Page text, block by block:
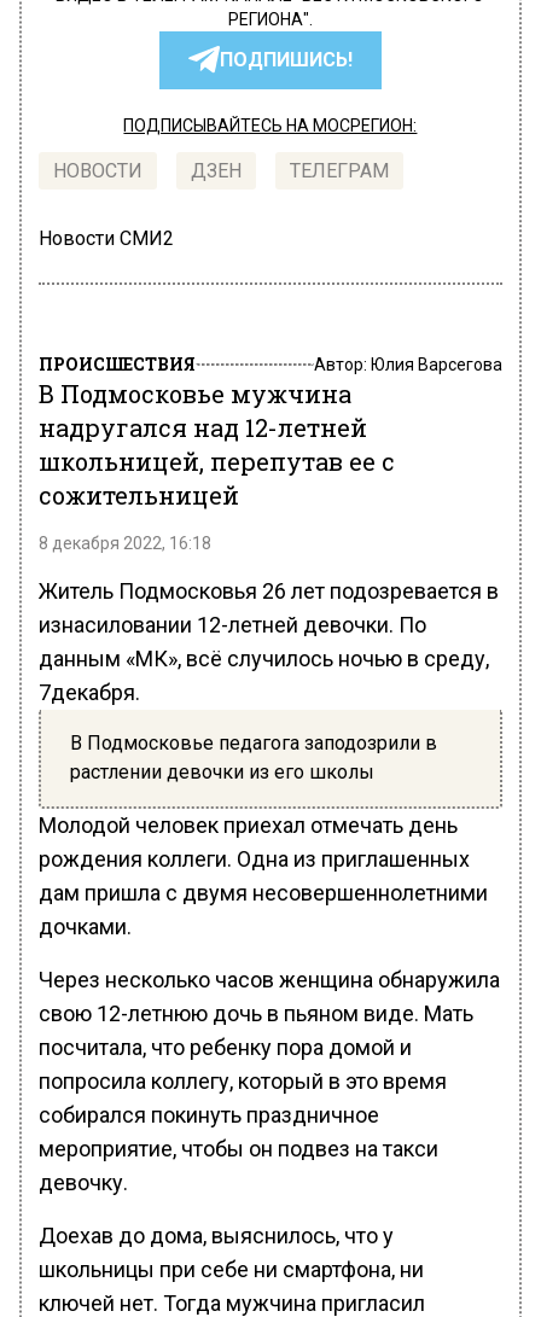
РЕГИОНА".
ПОДПИШИСЬ!
ПОДПИСЫВАЙТЕСЬ НА МОСРЕГИОН:
НОВОСТИ ДЗЕН ТЕЛЕГРАМ
Новости СМИ2
ПРОИСШЕСТВИЯ Автор: Юлия Варсегова
В Подмосковье мужчина
надругался над 12-летней
школьницей, перепутав ее с
сожительницей
8 декабря 2022, 16:18
Житель Подмосковья 26 лет подозревается в
изнасиловании 12-летней девочки. По
данным «МК», всё случилось ночью в среду,
7декабря.
В Подмосковье педагога заподозрили в
растлении девочки из его школы
Молодой человек приехал отмечать день
рождения коллеги. Одна из приглашенных
дам пришла с двумя несовершеннолетними
дочками.
Через несколько часов женщина обнаружила
свою 12-летнюю дочь в пьяном виде. Мать
посчитала, что ребенку пора домой и
попросила коллегу, который в это время
собирался покинуть праздничное
мероприятие, чтобы он подвез на такси
девочку.
Доехав до дома, выяснилось, что у
школьницы при себе ни смартфона, ни
ключей нет. Тогда мужчина пригласил